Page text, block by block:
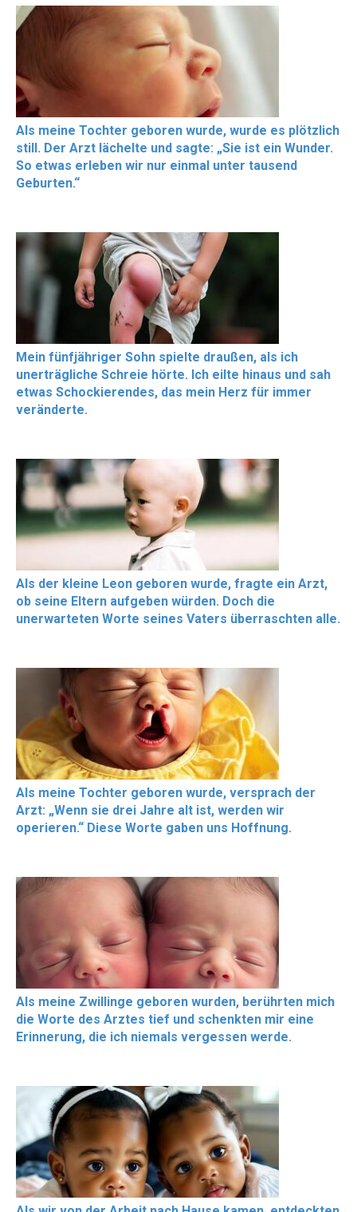
Als meine Tochter geboren wurde, wurde es plötzlich
still. Der Arzt lächelte und sagte: „Sie ist ein Wunder.
So etwas erleben wir nur einmal unter tausend
Geburten.“
Mein fünfjähriger Sohn spielte draußen, als ich
unerträgliche Schreie hörte. Ich eilte hinaus und sah
etwas Schockierendes, das mein Herz für immer
veränderte.
Als der kleine Leon geboren wurde, fragte ein Arzt,
ob seine Eltern aufgeben würden. Doch die
unerwarteten Worte seines Vaters überraschten alle.
Als meine Tochter geboren wurde, versprach der
Arzt: „Wenn sie drei Jahre alt ist, werden wir
operieren.“ Diese Worte gaben uns Hoffnung.
Als meine Zwillinge geboren wurden, berührten mich
die Worte des Arztes tief und schenkten mir eine
Erinnerung, die ich niemals vergessen werde.